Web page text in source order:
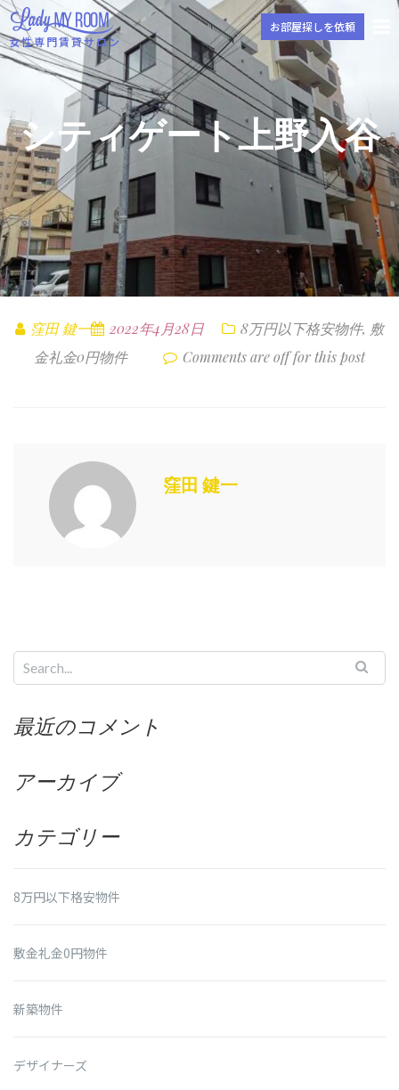
女性専門賃貸サロン
お部屋探しを依頼
シティゲート上野⼊⾕
窪田 鍵一 2022年4月28日 8万円以下格安物件, 敷
金礼金0円物件
Comments are off for this post
窪田 鍵一
最近のコメント
アーカイブ
カテゴリー
8万円以下格安物件
敷金礼金0円物件
新築物件
デザイナーズ